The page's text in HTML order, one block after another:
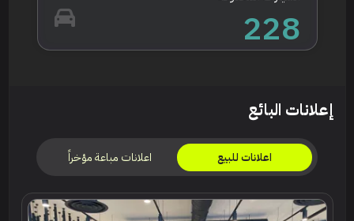
228
إعلانات البائع
اعلانات للبيع اعلانات مباعة مؤخراً